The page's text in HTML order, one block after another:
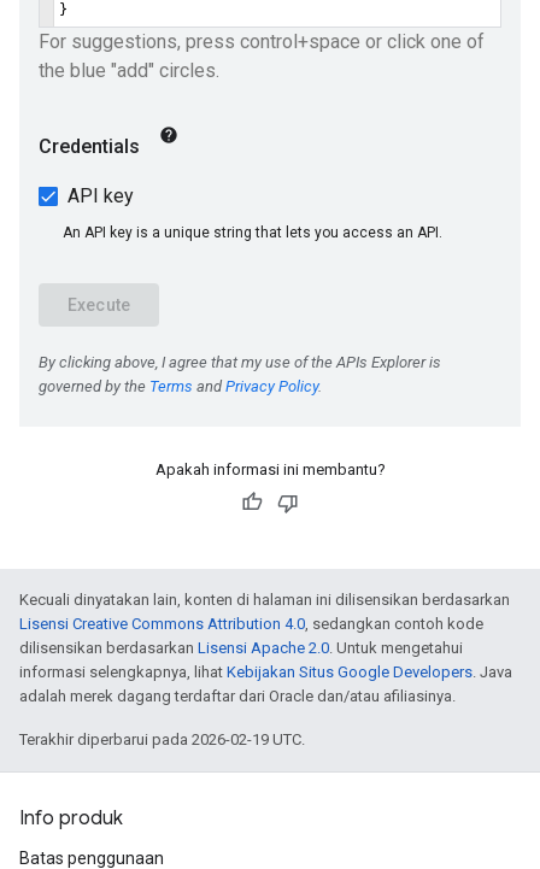
Apakah informasi ini membantu?
Kecuali dinyatakan lain, konten di halaman ini dilisensikan berdasarkan
Lisensi Creative Commons Attribution 4.0, sedangkan contoh kode
dilisensikan berdasarkan Lisensi Apache 2.0. Untuk mengetahui
informasi selengkapnya, lihat Kebijakan Situs Google Developers. Java
adalah merek dagang terdaftar dari Oracle dan/atau afiliasinya.
Terakhir diperbarui pada 2026-02-19 UTC.
Info produk
Batas penggunaan